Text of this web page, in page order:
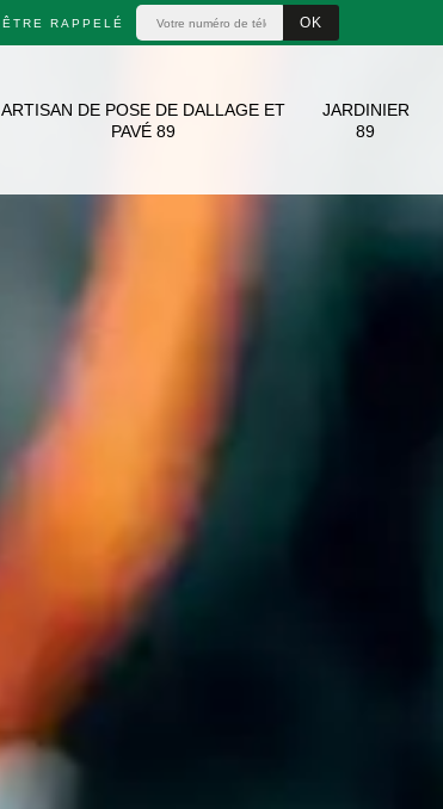
ÊTRE RAPPELÉ
ARTISAN DE POSE DE DALLAGE ET
PAVÉ 89
JARDINIER
89